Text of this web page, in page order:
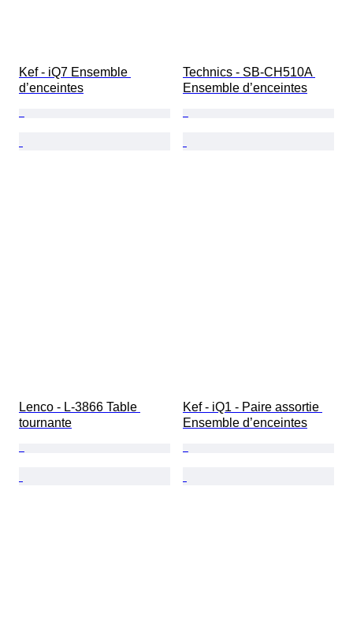
Kef - iQ7 Ensemble
d’enceintes
Technics - SB-CH510A
Ensemble d’enceintes
Lenco - L-3866 Table
tournante
Kef - iQ1 - Paire assortie
Ensemble d’enceintes